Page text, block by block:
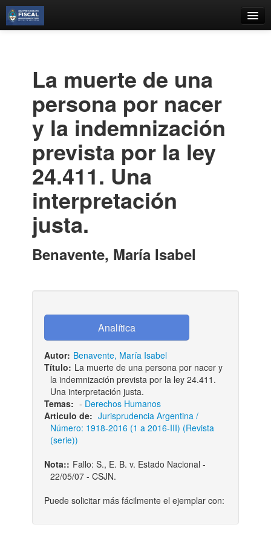
Estantes Virtuales
Contacto
Iniciar sesión
La muerte de una
persona por nacer
y la indemnización
prevista por la ley
24.411. Una
interpretación
justa.
Benavente, María Isabel
Autor: Benavente, María Isabel
Título: La muerte de una persona por nacer y
la indemnización prevista por la ley 24.411.
Una interpretación justa.
Temas: - Derechos Humanos
Articulo de: Jurisprudencia Argentina /
Número: 1918-2016 (1 a 2016-III) (Revista
(serie))
Nota:: Fallo: S., E. B. v. Estado Nacional -
22/05/07 - CSJN.
Puede solicitar más fácilmente el ejemplar con: